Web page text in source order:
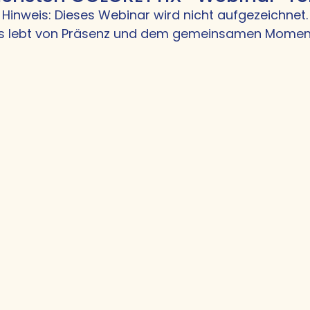
Hinweis: Dieses Webinar wird nicht aufgezeichnet.
lebt von Präsenz und dem gemeinsamen